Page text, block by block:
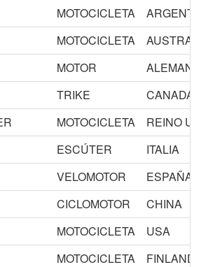
MOTOCICLETA
MOTOCICLETA
MOTOR
TRIKE
CANADA
MOTOCICLETA
REINO
ESCÚTER
ITALIA
VELOMOTOR
ESPAÑA
CICLOMOTOR
CHINA
MOTOCICLETA
USA
MOTOCICLETA